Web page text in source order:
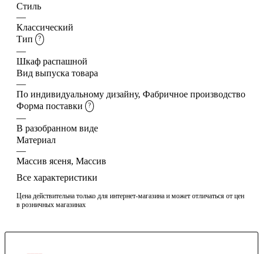
Стиль
—
Классический
Тип
?
—
Шкаф распашной
Вид выпуска товара
—
По индивидуальному дизайну, Фабричное производство
Форма поставки
?
—
В разобранном виде
Материал
—
Массив ясеня, Массив
Все характеристики
Цена действительна только для интернет-магазина и может отличаться от цен
в розничных магазинах